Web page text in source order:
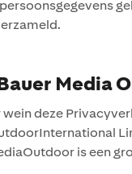
Media
wein deze
is een